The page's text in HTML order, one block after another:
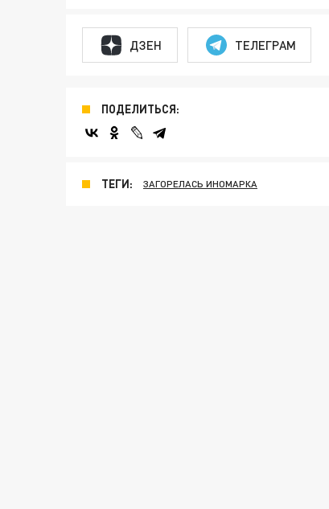
ДЗЕН ТЕЛЕГРАМ
ПОДЕЛИТЬСЯ:
ТЕГИ: ЗАГОРЕЛАСЬ ИНОМАРКА